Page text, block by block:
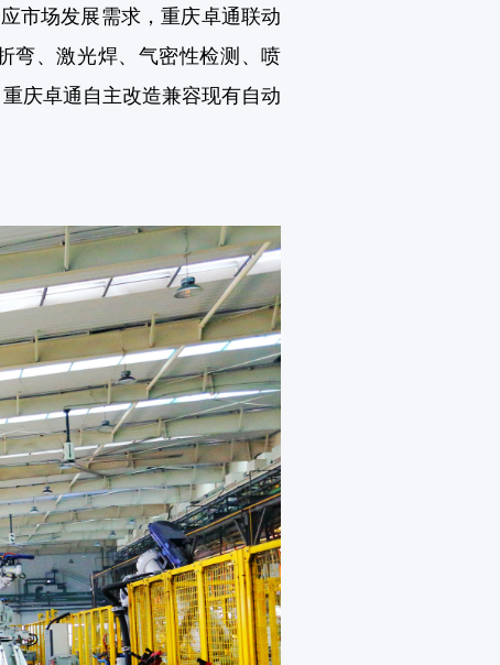
市场发展需求，重庆卓通联动
弯、激光焊、气密性检测、喷
庆卓通自主改造兼容现有自动